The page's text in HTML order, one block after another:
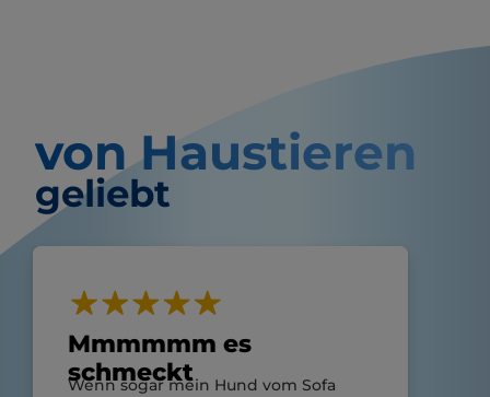
von Haustieren
geliebt
Mmmmmm es
schmeckt
Wenn sogar mein Hund vom Sofa